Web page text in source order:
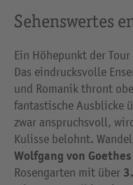
Sehenswertes
Ein Höhepunkt der
Das eindrucksvolle
und Romanik thront
fantastische Ausblicke
zwar anspruchsvoll,
Kulisse belohnt.
Wolfgang von Goethes
Rosengarten mit über